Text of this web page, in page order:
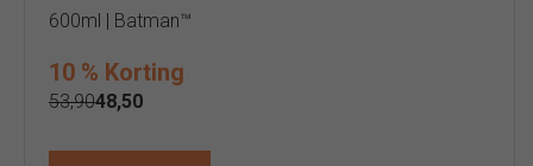
600ml | Batman™
10 % Korting
53,9048,50